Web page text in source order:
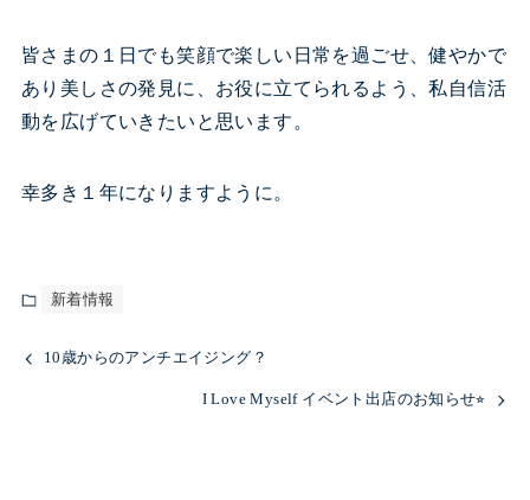
皆さまの１日でも笑顔で楽しい日常を過ごせ、健やかで
あり美しさの発見に、お役に立てられるよう、私自信活
動を広げていきたいと思います。
幸多き１年になりますように。
新着情報
10歳からのアンチエイジング？
I Love Myself イベント出店のお知らせ⭐︎